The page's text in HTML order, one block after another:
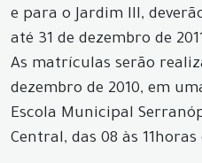
e para o Jardim III,
até 31 de dezembro de
As matrículas serão
dezembro de 2010, em
Escola Municipal
Central, das 08 às 11horas